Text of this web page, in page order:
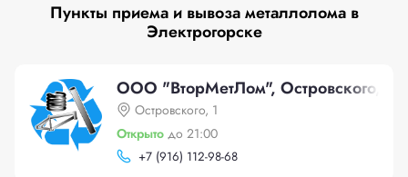
Пункты приема и вывоза металлолома в
Электрогорске
ООО "ВторМетЛом", Островского, 1
Островского, 1
Открыто до 21:00
+7 (916) 112-98-68